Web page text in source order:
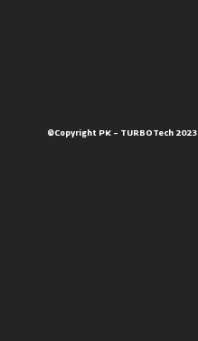
©Copyright PK – TURBOTech 2023